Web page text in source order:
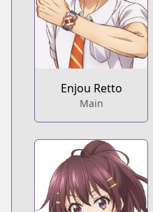
Enjou Retto
Main